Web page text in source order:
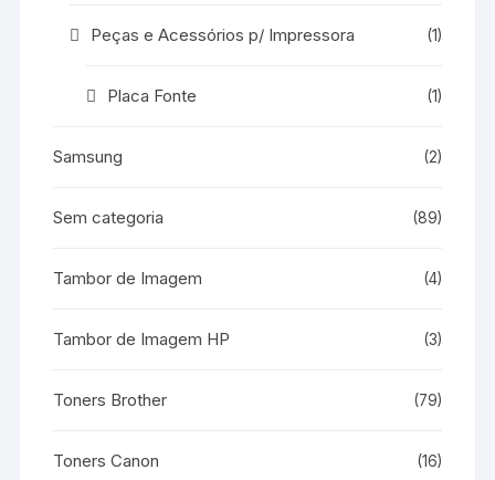
Peças e Acessórios p/ Impressora (1)
Placa Fonte (1)
Samsung (2)
Sem categoria (89)
Tambor de Imagem (4)
Tambor de Imagem HP (3)
Toners Brother (79)
Toners Canon (16)